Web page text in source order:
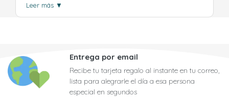
Leer más ▼
Entrega por email
Recibe tu tarjeta regalo al instante en tu correo,
lista para alegrarle el día a esa persona
especial en segundos